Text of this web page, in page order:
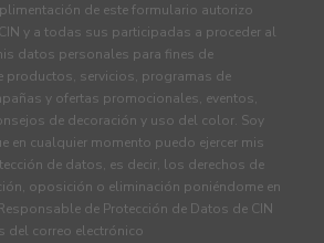
de este formulario autorizo
y a todas sus participadas a proceder al
datos personales para fines de
productos, servicios, programas de
y ofertas promocionales, eventos,
de decoración y uso del color. Soy
en cualquier momento puedo ejercer mis
de datos, es decir, los derechos de
oposición o eliminación poniéndome en
de Protección de Datos de CIN
del correo electrónico